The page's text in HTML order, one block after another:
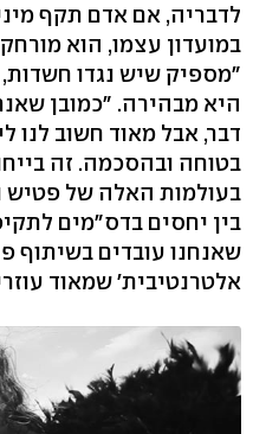
לדבריה, אם אדם תקף
במועדון עצמו, הוא
"מספיק שיש נגדו חשדות,
היא מבהירה. "כמובן
דבר, אבל מאוד חשוב לנו
בטוחה ובהסכמה. זה
בין יחסים בדס"מים
שאנחנו עובדים בשיתוף
אלטרנטיבית' שמאוד